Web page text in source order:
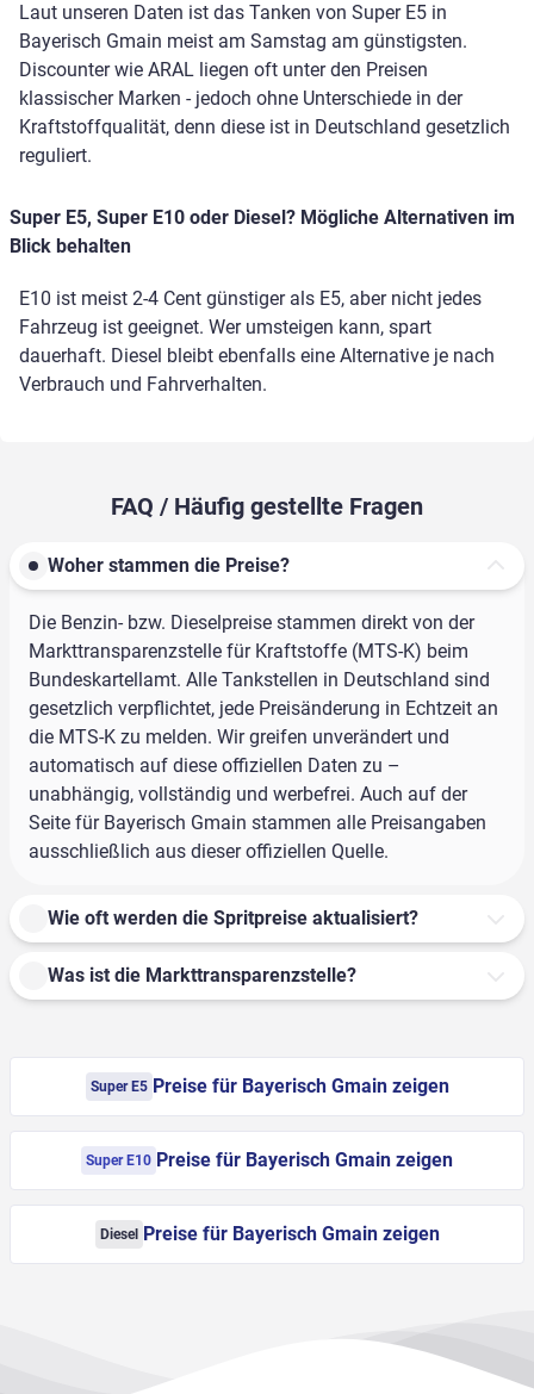
Laut unseren Daten ist das Tanken von Super E5 in
Bayerisch Gmain meist am Samstag am günstigsten.
Discounter wie ARAL liegen oft unter den Preisen
klassischer Marken - jedoch ohne Unterschiede in der
Kraftstoffqualität, denn diese ist in Deutschland gesetzlich
reguliert.
Super E5, Super E10 oder Diesel? Mögliche Alternativen im
Blick behalten
E10 ist meist 2-4 Cent günstiger als E5, aber nicht jedes
Fahrzeug ist geeignet. Wer umsteigen kann, spart
dauerhaft. Diesel bleibt ebenfalls eine Alternative je nach
Verbrauch und Fahrverhalten.
FAQ / Häufig gestellte Fragen
Woher stammen die Preise?
Die Benzin- bzw. Dieselpreise stammen direkt von der
Markttransparenzstelle für Kraftstoffe (MTS-K) beim
Bundeskartellamt. Alle Tankstellen in Deutschland sind
gesetzlich verpflichtet, jede Preisänderung in Echtzeit an
die MTS-K zu melden. Wir greifen unverändert und
automatisch auf diese offiziellen Daten zu –
unabhängig, vollständig und werbefrei. Auch auf der
Seite für Bayerisch Gmain stammen alle Preisangaben
ausschließlich aus dieser offiziellen Quelle.
Wie oft werden die Spritpreise aktualisiert?
Was ist die Markttransparenzstelle?
Super E5 Preise für Bayerisch Gmain zeigen
Super E10 Preise für Bayerisch Gmain zeigen
Diesel Preise für Bayerisch Gmain zeigen